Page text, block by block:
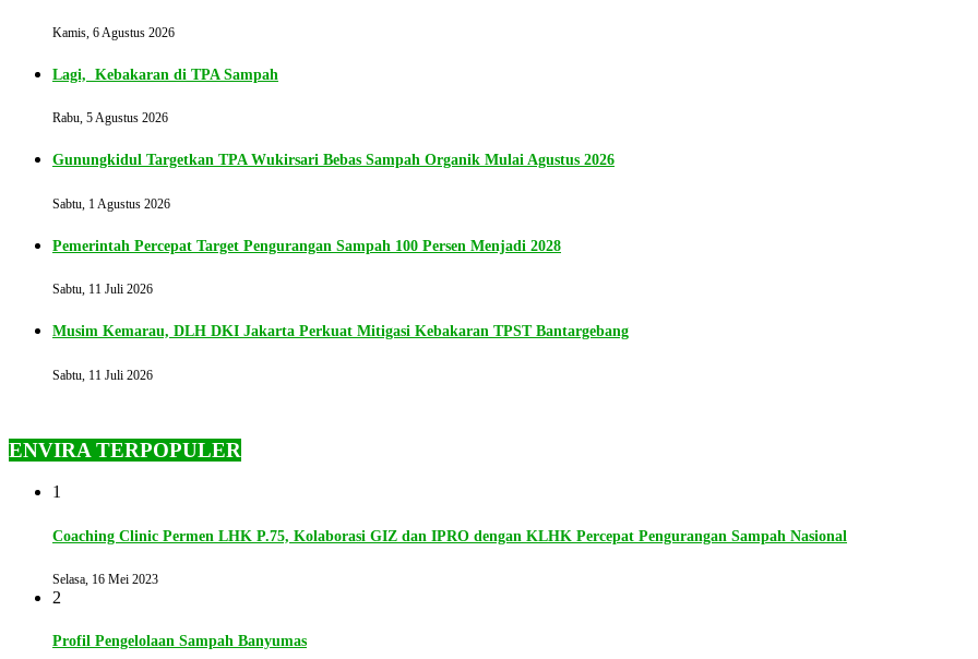
Kamis, 6 Agustus 2026
Lagi, Kebakaran di TPA Sampah
Rabu, 5 Agustus 2026
Gunungkidul Targetkan TPA Wukirsari Bebas Sampah Organik Mulai Agustus 2026
Sabtu, 1 Agustus 2026
Pemerintah Percepat Target Pengurangan Sampah 100 Persen Menjadi 2028
Sabtu, 11 Juli 2026
Musim Kemarau, DLH DKI Jakarta Perkuat Mitigasi Kebakaran TPST Bantargebang
Sabtu, 11 Juli 2026
ENVIRA TERPOPULER
1
Coaching Clinic Permen LHK P.75, Kolaborasi GIZ dan IPRO dengan KLHK Percepat Pengurangan Sampah Nasional
Selasa, 16 Mei 2023
2
Profil Pengelolaan Sampah Banyumas